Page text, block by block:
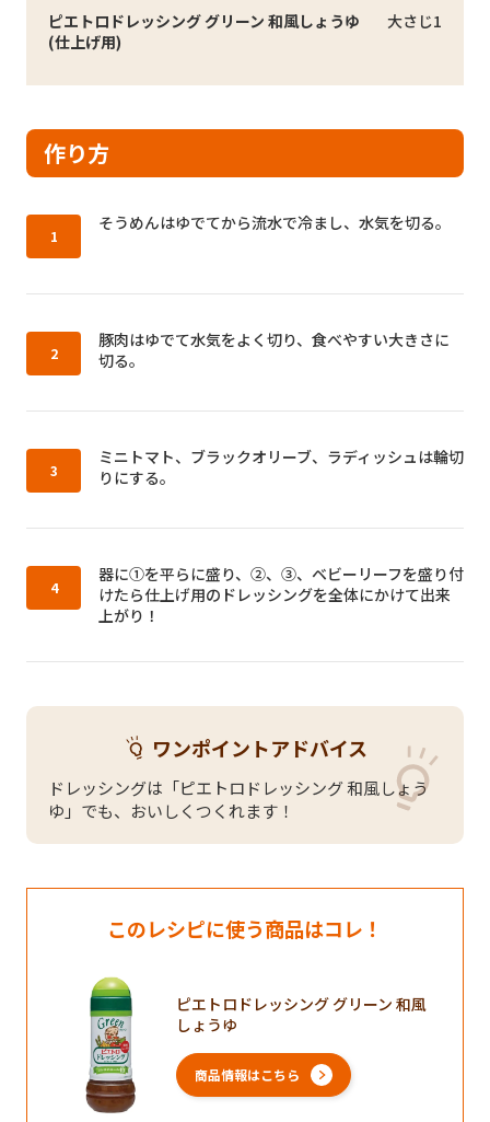
ピエトロドレッシング グリーン 和風しょうゆ
(仕上げ用)
大さじ1
作り方
作り方1：
そうめんはゆでてから流水で冷まし、水気を切る。
作り方2：
豚肉はゆでて水気をよく切り、食べやすい大きさに
切る。
作り方3：
ミニトマト、ブラックオリーブ、ラディッシュは輪切
りにする。
作り方4：
器に①を平らに盛り、②、③、ベビーリーフを盛り付
けたら仕上げ用のドレッシングを全体にかけて出来
上がり！
ワンポイントアドバイス
ドレッシングは「ピエトロドレッシング 和風しょう
ゆ」でも、おいしくつくれます！
このレシピに使う商品はコレ！
ピエトロドレッシング グリーン 和風
しょうゆ
商品情報はこちら